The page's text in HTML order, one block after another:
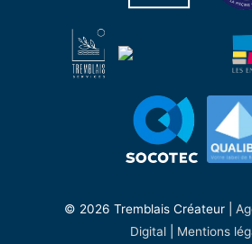
© 2026 Tremblais Créateur |
Digital
Mentions